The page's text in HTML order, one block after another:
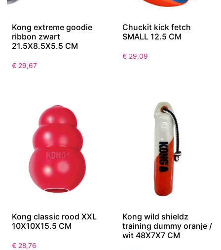
Kong extreme goodie
ribbon zwart
21.5X8.5X5.5 CM
€ 29,67
Chuckit kick fetch
SMALL 12.5 CM
€ 29,09
Kong classic rood XXL
10X10X15.5 CM
€ 28,76
Kong wild shieldz
training dummy oranje /
wit 48X7X7 CM